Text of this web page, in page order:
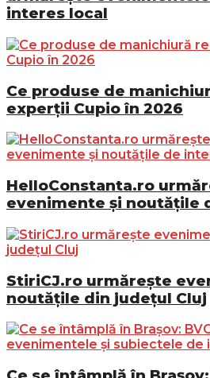
interes local
Ce produse de
experții Cupio în 2026
HelloConstanta.ro
evenimente și noutățile
StiriCJ.ro urmărește
noutățile din județul Cluj